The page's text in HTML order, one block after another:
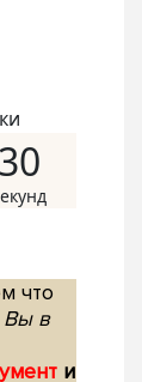
29
что
Вы в
и